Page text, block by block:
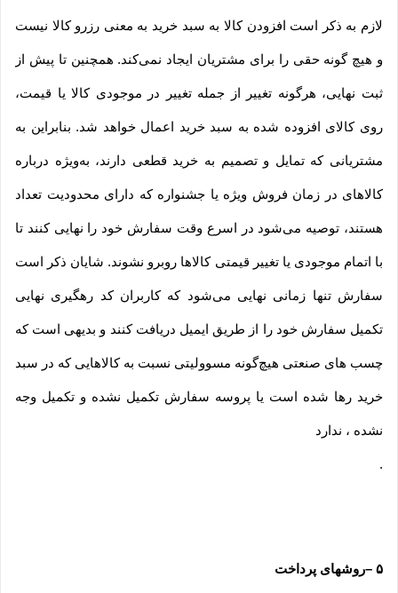
لازم به ذکر است افزودن کالا به سبد خرید به معنی رزرو کالا نیست
و هیچ گونه حقی را برای مشتریان ایجاد نمی‌کند. همچنین تا پیش از
ثبت نهایی، هرگونه تغییر از جمله تغییر در موجودی کالا یا قیمت،
روی کالای افزوده شده به سبد خرید اعمال خواهد شد. بنابراین به
مشتریانی که تمایل و تصمیم به خرید قطعی دارند، به‌ویژه درباره
کالاهای در زمان فروش ویژه یا جشنواره که دارای محدودیت تعداد
هستند، توصیه می‌شود در اسرع وقت سفارش خود را نهایی کنند تا
با اتمام موجودی یا تغییر قیمتی کالاها روبرو نشوند. شایان ذکر است
سفارش تنها زمانی نهایی می‌شود که کاربران کد رهگیری نهایی
تکمیل سفارش خود را از طریق ایمیل دریافت کنند و بدیهی است که
چسب های صنعتی هیچ‌گونه مسوولیتی نسبت به کالاهایی که در سبد
خرید رها شده است یا پروسه سفارش تکمیل نشده و تکمیل وجه
نشده ، ندارد
.
۵ –روشهای پرداخت